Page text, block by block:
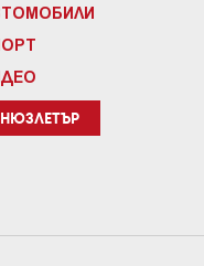
НЮЗЛЕТЪР